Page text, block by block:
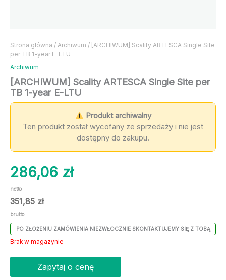
Strona główna / Archiwum / [ARCHIWUM] Scality ARTESCA Single Site
per TB 1-year E-LTU
Archiwum
[ARCHIWUM] Scality ARTESCA Single Site per
TB 1-year E-LTU
Produkt archiwalny
Ten produkt został wycofany ze sprzedaży i nie jest
dostępny do zakupu.
286,06 zł
netto
351,85 zł
brutto
PO ZŁOŻENIU ZAMÓWIENIA NIEZWŁOCZNIE SKONTAKTUJEMY SIĘ Z TOBĄ
Brak w magazynie
Zapytaj o cenę